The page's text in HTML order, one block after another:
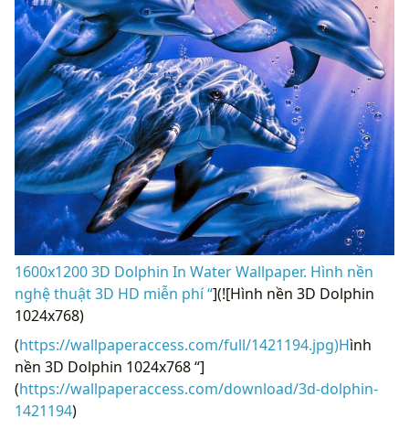
1600x1200 3D Dolphin In Water Wallpaper. Hình nền
nghệ thuật 3D HD miễn phí “](![Hình nền 3D Dolphin
1024x768)
(https://wallpaperaccess.com/full/1421194.jpg)Hình
nền 3D Dolphin 1024x768 “]
(https://wallpaperaccess.com/download/3d-dolphin-
1421194)